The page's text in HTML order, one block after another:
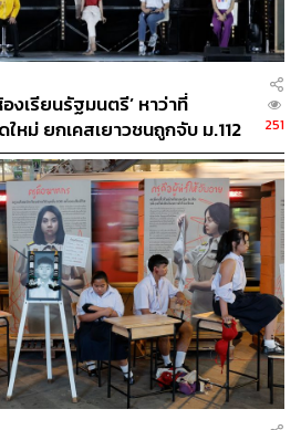
หโกมล
งเรียนรัฐมนตรี’ หาว่าที่
หม่ ยกเคสเยาวชนถูกจับ ม.112
251